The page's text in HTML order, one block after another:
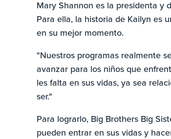
Mary Shannon es la presidenta y
Para ella, la historia de Kailyn es
en su mejor momento.
"Nuestros programas realmente
avanzar para los niños que
les falta en sus vidas, ya sea
ser."
Para lograrlo, Big Brothers Big
pueden entrar en sus vidas y